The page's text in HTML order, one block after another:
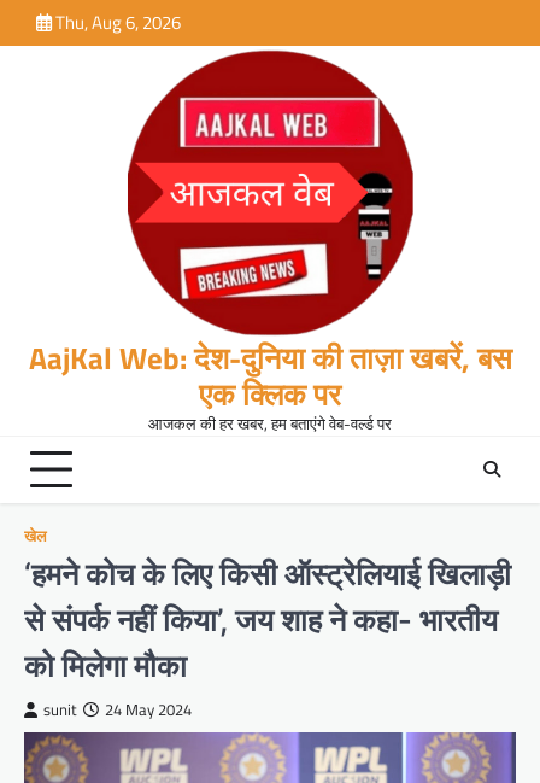
to
Thu, Aug 6, 2026
AajKal Web: देश-दुनिया की ताज़ा खबरें, बस
एक क्लिक पर
आजकल की हर खबर, हम बताएंगे वेब-वर्ल्ड पर
खेल
‘हमने कोच के लिए किसी ऑस्ट्रेलियाई खिलाड़ी
से संपर्क नहीं किया’, जय शाह ने कहा- भारतीय
को मिलेगा मौका
sunit 24 May 2024